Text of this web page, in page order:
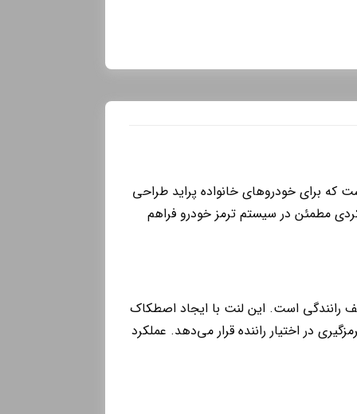
برای خودروهای خانواده پراید طراحی
مطمئن در سیستم ترمز خودرو فراهم
رانندگی است. این لنت با ایجاد اصطکاک
در اختیار راننده قرار می‌دهد. عملکرد